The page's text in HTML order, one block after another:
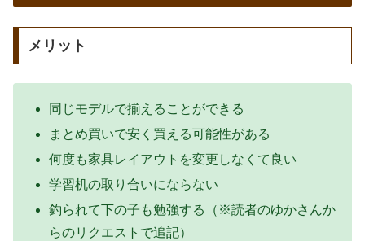
メリット
同じモデルで揃えることができる
まとめ買いで安く買える可能性がある
何度も家具レイアウトを変更しなくて良い
学習机の取り合いにならない
釣られて下の子も勉強する（※読者のゆかさんか
らのリクエストで追記）